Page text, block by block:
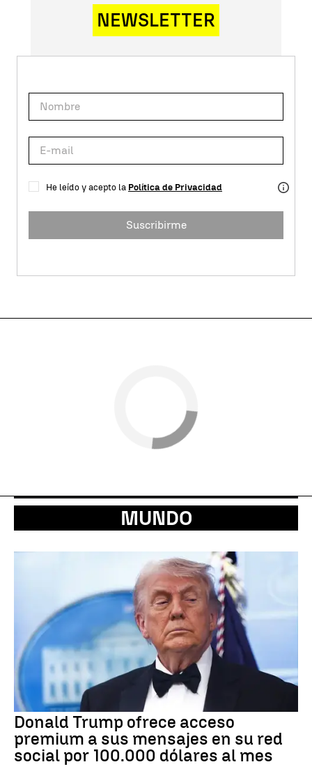
NEWSLETTER
He leído y acepto la Política de Privacidad
Suscribirme
MUNDO
Donald Trump ofrece acceso
premium a sus mensajes en su red
social por 100.000 dólares al mes